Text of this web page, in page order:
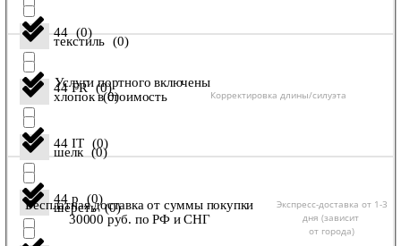
44 (0)
44 FR (0)
44 IT (0)
44 р (0)
текстиль (0)
хлопок (0)
шелк (0)
шерсть (0)
Услуги портного включены
в стоимость
Корректировка длины/силуэта
Бесплатная доставка от суммы покупки
30000 руб. по РФ и СНГ
Экспресс-доставка от 1-3
дня (зависит
от города)